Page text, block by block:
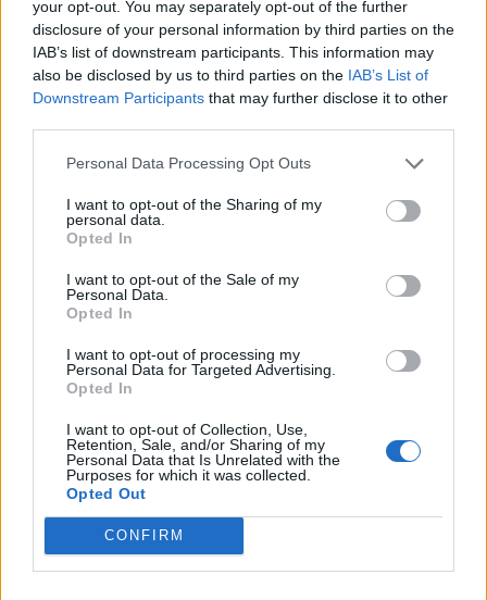
your opt-out. You may separately opt-out of the further
disclosure of your personal information by third parties on the
IAB’s list of downstream participants. This information may
also be disclosed by us to third parties on the IAB’s List of
Downstream Participants that may further disclose it to other
Personal Data Processing Opt Outs
I want to opt-out of the Sharing of my
personal data.
Opted In
I want to opt-out of the Sale of my
Personal Data.
Opted In
I want to opt-out of processing my
Personal Data for Targeted Advertising.
Opted In
I want to opt-out of Collection, Use,
Retention, Sale, and/or Sharing of my
Personal Data that Is Unrelated with the
Purposes for which it was collected.
Opted Out
CONFIRM
τους για ενημέρωση δημιούργησε το
https://www.mindmyerection.com . Πρόκειται
για σειρά βίντεο μέσω των οποίων η ίδια εξηγεί
πρακτικές συμβουλές αντιμετώπισής του. Τα
βίντεο είναι στα αγγλικά με ελληνικούς
υπότιτλους και προτείνονται σε όσους
Φαίνεται ότι δεν βρήκαμε αυτό που ζητούσατε. Αν θέλετε,
δοκιμάστε την αναζήτηση.
Αναζήτηση